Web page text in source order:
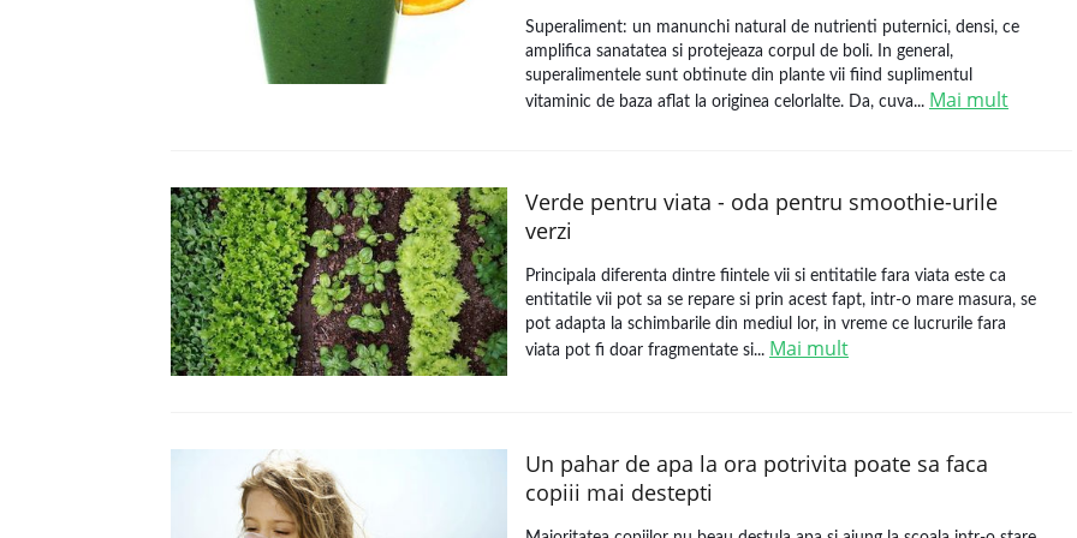
Superaliment: un manunchi natural de nutrienti puternici, densi, ce
amplifica sanatatea si protejeaza corpul de boli. In general,
superalimentele sunt obtinute din plante vii fiind suplimentul
vitaminic de baza aflat la originea celorlalte. Da, cuva... Mai mult
Verde pentru viata - oda pentru smoothie-urile
verzi
Principala diferenta dintre fiintele vii si entitatile fara viata este ca
entitatile vii pot sa se repare si prin acest fapt, intr-o mare masura, se
pot adapta la schimbarile din mediul lor, in vreme ce lucrurile fara
viata pot fi doar fragmentate si... Mai mult
Un pahar de apa la ora potrivita poate sa faca
copiii mai destepti